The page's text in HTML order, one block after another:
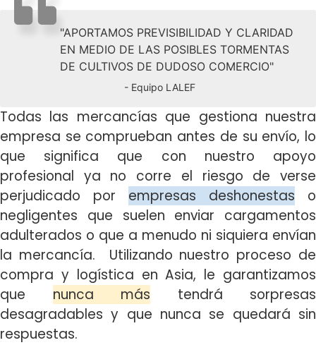
"APORTAMOS PREVISIBILIDAD Y CLARIDAD
EN MEDIO DE LAS POSIBLES TORMENTAS
DE CULTIVOS DE DUDOSO COMERCIO"
- Equipo LALEF
Todas las mercancías que gestiona nuestra
empresa se comprueban antes de su envío, lo
que significa que con nuestro apoyo
profesional ya no corre el riesgo de verse
perjudicado por empresas deshonestas o
negligentes que suelen enviar cargamentos
adulterados o que a menudo ni siquiera envían
la mercancía. Utilizando nuestro proceso de
compra y logística en Asia, le garantizamos
que nunca más tendrá sorpresas
desagradables y que nunca se quedará sin
respuestas.